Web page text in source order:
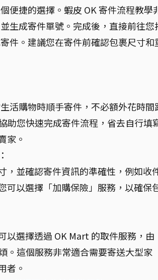
便捷的選擇。蝦皮 OK 寄件流程教學
生成寄件單號。完成後，直接前往您
件。建議您在寄件前確認包裹尺寸和
活購物時順手寄件，不必額外花時間
助您快速完成寄件流程，省去自行填
家。
，並確認寄件資訊的準確性，例如收
可以選擇「加購保險」服務，以確保
以選擇透過 OK Mart 的取件服務，由
。這個服務非常適合需要寄送大型家
者。